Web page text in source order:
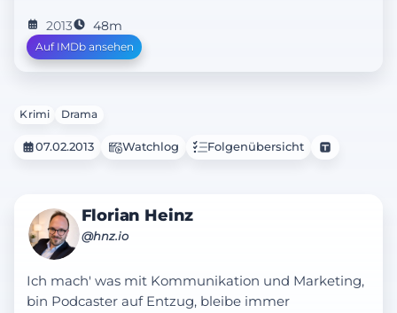
überzulaufen. Unterdessen kommt der
neue Nachbar Stan, ein FBI-Agent, zu
einem Besuch. Rein freundschaftlich?
2013 48m
Auf IMDb ansehen
Krimi Drama
07.02.2013 Watchlog Folgenübersicht
Florian Heinz
@hnz.io
Ich mach' was mit Kommunikation und Marketing,
bin Podcaster auf Entzug, bleibe immer